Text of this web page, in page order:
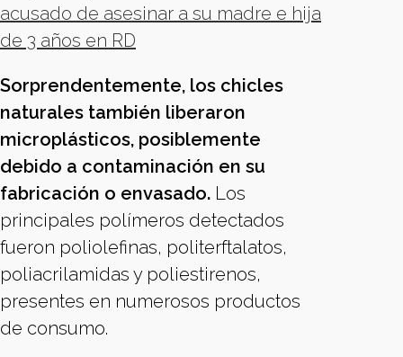
acusado de asesinar a su madre e hija
de 3 años en RD
Sorprendentemente, los chicles
naturales también liberaron
microplásticos, posiblemente
debido a contaminación en su
fabricación o envasado. Los
principales polímeros detectados
fueron poliolefinas, politerftalatos,
poliacrilamidas y poliestirenos,
presentes en numerosos productos
de consumo.